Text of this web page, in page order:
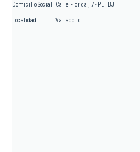
Domicilio Social Calle Florida , 7 - PLT BJ
Localidad Valladolid